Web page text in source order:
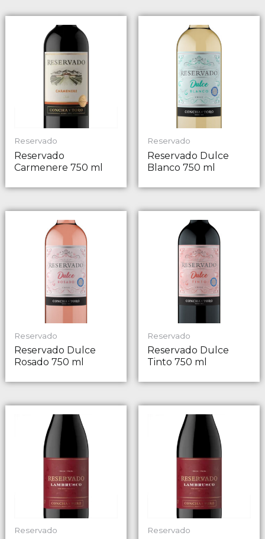
Reservado
Reservado
Carmenere 750 ml
Reservado
Reservado Dulce
Blanco 750 ml
Reservado
Reservado Dulce
Rosado 750 ml
Reservado
Reservado Dulce
Tinto 750 ml
Reservado Reservado